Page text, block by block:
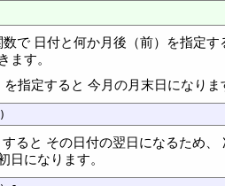
で 日付と何か月後（前）を指定す
ます。
を指定すると 今月の月末日になりま
ると その日付の翌日になるため、
日になります。